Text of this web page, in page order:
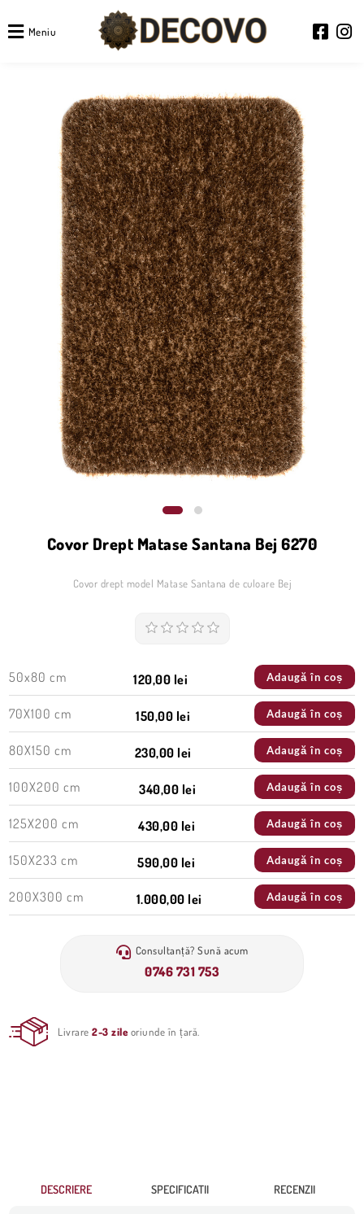
Meniu
Covor Drept Matase Santana Bej 6270
Covor drept model Matase Santana de culoare Bej
50x80 cm 120,00 lei Adaugă în coș
70X100 cm 150,00 lei Adaugă în coș
80X150 cm 230,00 lei Adaugă în coș
100X200 cm 340,00 lei Adaugă în coș
125X200 cm 430,00 lei Adaugă în coș
150X233 cm 590,00 lei Adaugă în coș
200X300 cm 1.000,00 lei Adaugă în coș
Consultanță? Sună acum
0746 731 753
Livrare2-3 zile oriunde în țară.
DESCRIERE SPECIFICATII RECENZII